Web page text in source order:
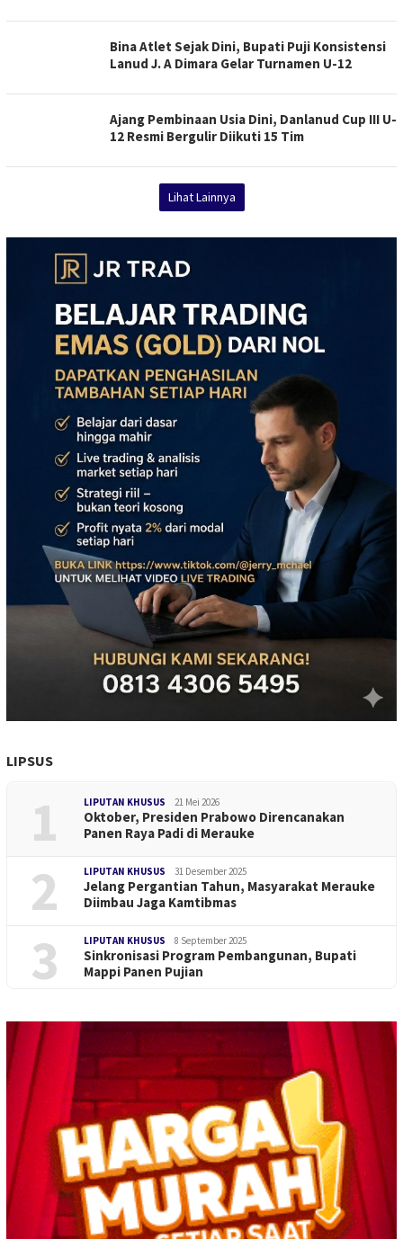
Bina Atlet Sejak Dini, Bupati Puji Konsistensi
Lanud J. A Dimara Gelar Turnamen U-12
Ajang Pembinaan Usia Dini, Danlanud Cup III U-
12 Resmi Bergulir Diikuti 15 Tim
Lihat Lainnya
LIPSUS
1 LIPUTAN KHUSUS 21 Mei 2026
Oktober, Presiden Prabowo Direncanakan
Panen Raya Padi di Merauke
2 LIPUTAN KHUSUS 31 Desember 2025
Jelang Pergantian Tahun, Masyarakat Merauke
Diimbau Jaga Kamtibmas
3 LIPUTAN KHUSUS 8 September 2025
Sinkronisasi Program Pembangunan, Bupati
Mappi Panen Pujian